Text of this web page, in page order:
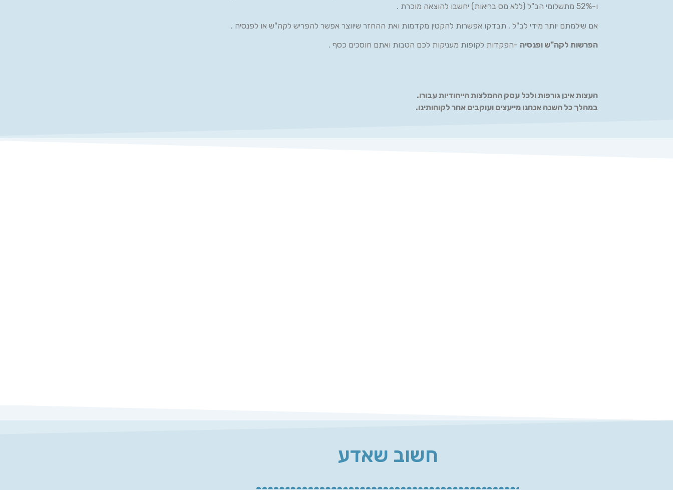
ו-52% מתשלומי הב"ל (ללא מס בריאות) יחשבו להוצאה מוכרת .
אם שילמתם יותר מידי לב"ל , תבדקו אפשרות להקטין מקדמות ואת ההחזר שיווצר אפשר להפריש לקה"ש או לפנסיה .
הפרשות לקה"ש ופנסיה -הפקדות לקופות מעניקות לכם הטבות ואתם חוסכים כסף .
העצות אינן גורפות ולכל עסק ההמלצות הייחודיות עבורו.
במהלך כל השנה אנחנו מייעצים ועוקבים אחר לקוחותינו.
חשוב שאדע